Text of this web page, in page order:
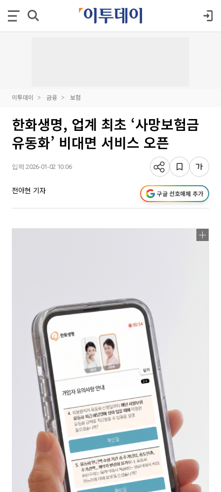
이투데이 금융 보험
한화생명, 업계 최초 ‘사망보험금
유동화’ 비대면 서비스 오픈
입력 2026-01-02 10:06
전아현 기자 구글 선호매체 추가